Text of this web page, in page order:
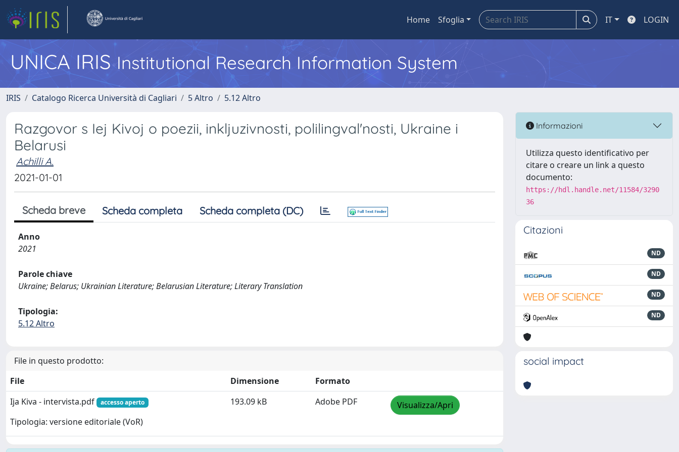
Home Sfoglia IT LOGIN
UNICA IRISInstitutional Research Information System
IRIS Catalogo Ricerca Università di Cagliari 5 Altro 5.12 Altro
Razgovor s Iej Kivoj o poezii, inkljuzivnosti, polilingval'nosti, Ukraine i
Belarusi
Achilli A.
2021-01-01
Scheda breve Scheda completa Scheda completa (DC)
Anno
2021
Parole chiave
Ukraine; Belarus; Ukrainian Literature; Belarusian Literature; Literary Translation
Tipologia:
5.12 Altro
File in questo prodotto:
File
Dimensione
Formato
Ija Kiva - intervista.pdf
accesso aperto
Tipologia: versione editoriale (VoR)
193.09 kB Adobe PDF Visualizza/Apri
Informazioni
Utilizza questo identificativo per
citare o creare un link a questo
documento:
https://hdl.handle.net/11584/3290
36
Citazioni
ND
ND
ND
ND
social impact